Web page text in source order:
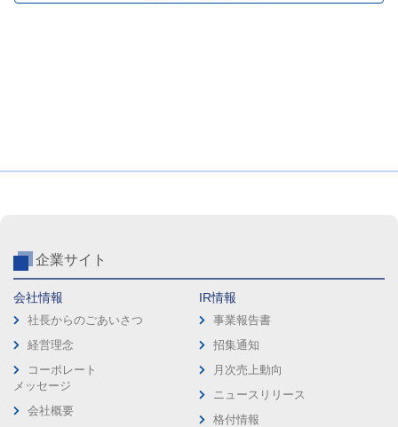
企業サイト
会社情報
社長からのごあいさつ
経営理念
コーポレート
メッセージ
会社概要
IR情報
事業報告書
招集通知
月次売上動向
ニュースリリース
格付情報